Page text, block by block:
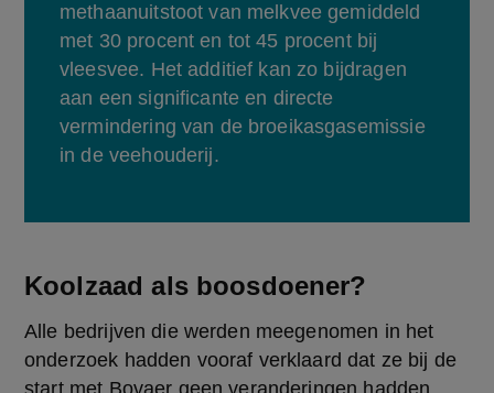
methaanuitstoot van melkvee gemiddeld
met 30 procent en tot 45 procent bij
vleesvee. Het additief kan zo bijdragen
aan een significante en directe
vermindering van de broeikasgasemissie
in de veehouderij.
Koolzaad als boosdoener?
Alle bedrijven die werden meegenomen in het
onderzoek hadden vooraf verklaard dat ze bij de